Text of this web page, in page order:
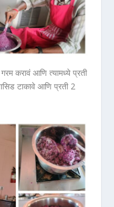
करावं आणि त्यामध्ये प्रती
टाकावे आणि प्रती 2